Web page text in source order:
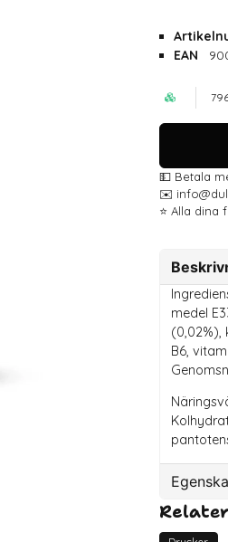
EAN
💵 Betala
✉️
⭐️ Alla
medel
(0,02%),
B6,
EAN